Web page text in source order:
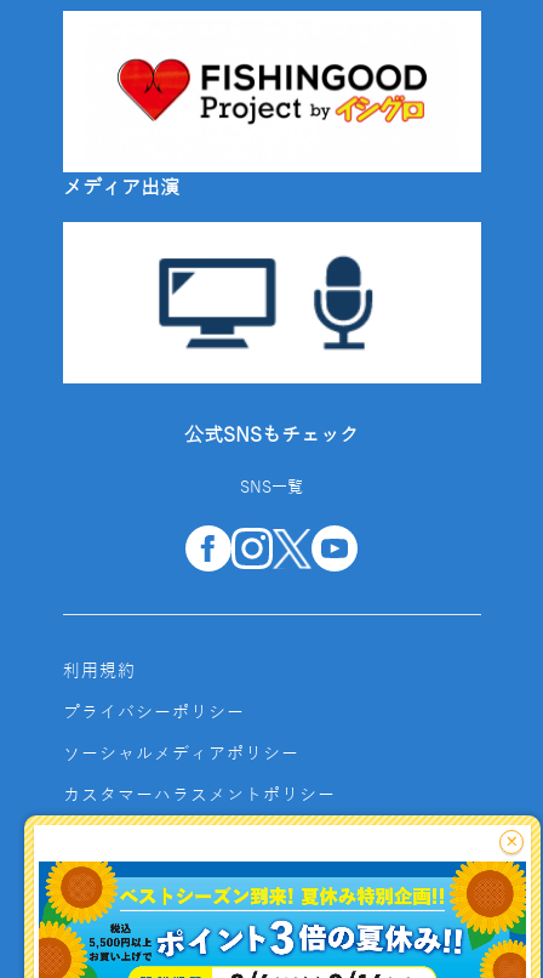
メディア出演
公式SNSもチェック
SNS一覧
利用規約
プライバシーポリシー
ソーシャルメディアポリシー
カスタマーハラスメントポリシー
よくあるご質問
お問い合わせ
利用者資金の保全方法
×